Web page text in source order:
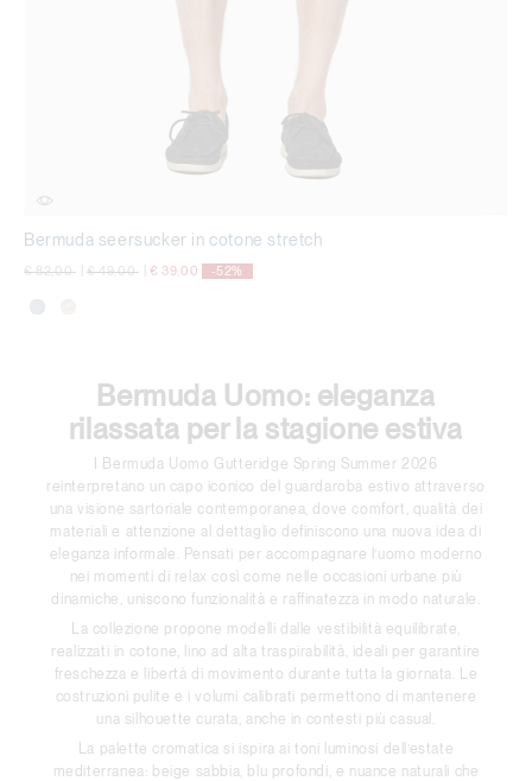
Bermuda seersucker in cotone stretch
Price reduced from
€ 82,00toPrice reduced from
€ 49,00to € 39,00 -52%
Bermuda Uomo: eleganza
rilassata per la stagione estiva
I Bermuda Uomo Gutteridge Spring Summer 2026
reinterpretano un capo iconico del guardaroba estivo attraverso
una visione sartoriale contemporanea, dove comfort, qualità dei
materiali e attenzione al dettaglio definiscono una nuova idea di
eleganza informale. Pensati per accompagnare l’uomo moderno
nei momenti di relax così come nelle occasioni urbane più
dinamiche, uniscono funzionalità e raffinatezza in modo naturale.
La collezione propone modelli dalle vestibilità equilibrate,
realizzati in cotone, lino ad alta traspirabilità, ideali per garantire
freschezza e libertà di movimento durante tutta la giornata. Le
costruzioni pulite e i volumi calibrati permettono di mantenere
una silhouette curata, anche in contesti più casual.
La palette cromatica si ispira ai toni luminosi dell’estate
mediterranea: beige sabbia, blu profondi, e nuance naturali che